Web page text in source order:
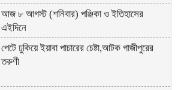
আজ ৮ আগস্ট (শনিবার) পঞ্জিকা ও ইতিহাসের
এইদিনে
পেটে ঢুকিয়ে ইয়াবা পাচারের চেষ্টা,আটক গাজীপুরের
তরুণী